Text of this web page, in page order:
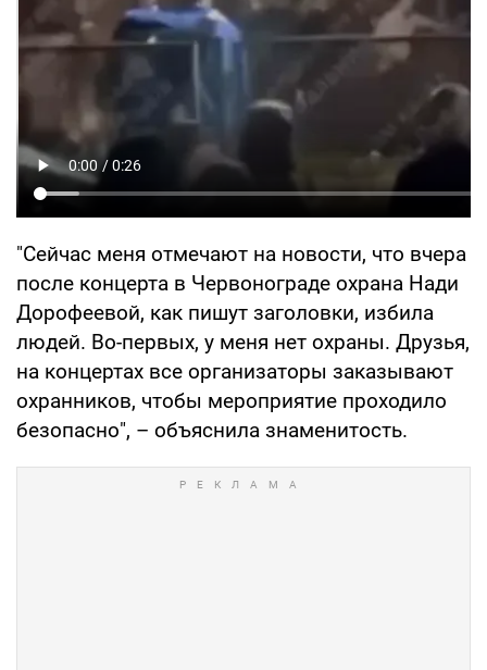
"Сейчас меня отмечают на новости, что вчера
после концерта в Червонограде охрана Нади
Дорофеевой, как пишут заголовки, избила
людей. Во-первых, у меня нет охраны. Друзья,
на концертах все организаторы заказывают
охранников, чтобы мероприятие проходило
безопасно", – объяснила знаменитость.